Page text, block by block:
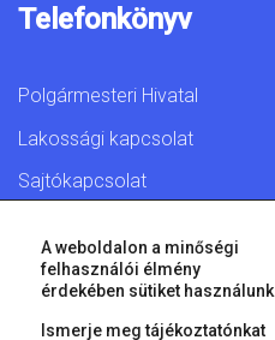
Telefonkönyv
Polgármesteri Hivatal
Lakossági kapcsolat
Sajtókapcsolat
© 2026 Győr Megyei Jogú
A weboldalon a minőségi
felhasználói élmény
érdekében sütiket
Ismerje meg tájékoztatónkat